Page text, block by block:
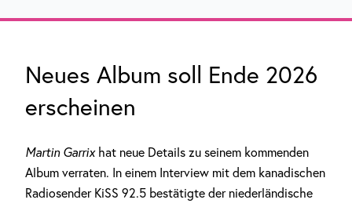
Neues Album soll Ende 2026
erscheinen
Martin Garrixhat neue Details zu seinem kommenden
Album verraten. In einem Interview mit dem kanadischen
Radiosender KiSS 92.5 bestätigte der niederländische